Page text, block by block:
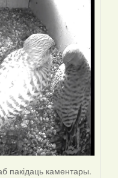
пакідаць каментары.